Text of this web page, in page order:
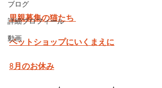
ブログ
詳細プロフィール
動画
里親募集の猫たち
ペットショップにいくまえに
8月のお休み